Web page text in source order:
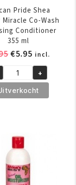
Pride Shea
Co-Wash
Conditioner
355 ml
was:
€6.95.
€5.95 Huidige
prijs
is:
€5.95.
incl.
+